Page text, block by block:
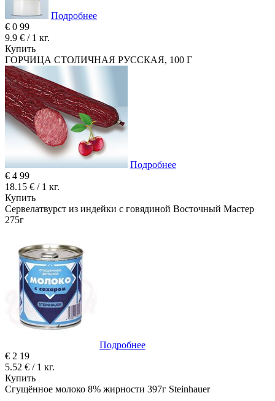
Подробнее
€ 0 99
9.9 € / 1 кг.
Купить
ГОРЧИЦА СТОЛИЧНАЯ РУССКАЯ, 100 Г
Подробнее
€ 4 99
18.15 € / 1 кг.
Купить
Сервелатвурст из индейки с говядиной Восточный Мастер
275г
Подробнее
€ 2 19
5.52 € / 1 кг.
Купить
Сгущённое молоко 8% жирности 397г Steinhauer